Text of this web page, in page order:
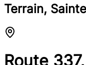
Terrain,
Route